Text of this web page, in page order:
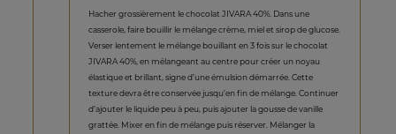
Hacher grossièrement le chocolat JIVARA 40%. Dans une
casserole, faire bouillir le mélange crème, miel et sirop de glucose.
Verser lentement le mélange bouillant en 3 fois sur le chocolat
JIVARA 40%, en mélangeant au centre pour créer un noyau
élastique et brillant, signe d’une émulsion démarrée. Cette
texture devra être conservée jusqu’en fin de mélange. Continuer
d’ajouter le liquide peu à peu, puis ajouter la gousse de vanille
grattée. Mixer en fin de mélange puis réserver. Mélanger la